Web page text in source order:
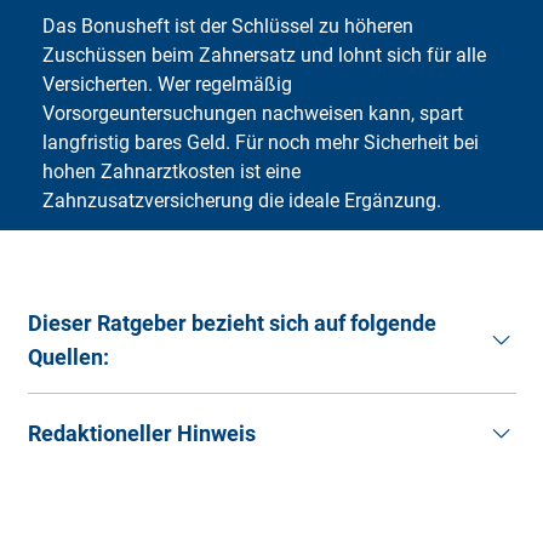
Das Bonusheft ist der Schlüssel zu höheren
Zuschüssen beim Zahnersatz und lohnt sich für alle
Versicherten. Wer regelmäßig
Vorsorgeuntersuchungen nachweisen kann, spart
langfristig bares Geld. Für noch mehr Sicherheit bei
hohen Zahnarztkosten ist eine
Zahnzusatzversicherung die ideale Ergänzung.
Dieser Ratgeber bezieht sich auf folgende
Quellen:
Bonusheft. (Stand: 15.10.2025).
Redaktioneller Hinweis